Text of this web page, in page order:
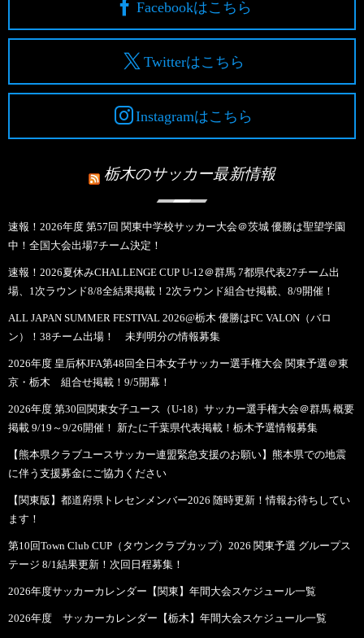
Facebookはこちら
Twitterはこちら
Instagramはこちら
栃木のサッカー最新情報
速報！2026年度 第57回 関東中学校サッカー大会＠茨城 優勝は聖望学園
中！全国大会出場7チーム決定！
速報！2026夏休みCHALLENGE CUP U-12＠群馬 7都県代表27チーム出
場、1次ラウンド8/8全結果掲載！2次ラウンド組合せ掲載、8/9開催！
ALL JAPAN SUMMER FESTIVAL 2026@栃木 優勝はFC VALON（バロ
ン）！38チーム出場！ 未判明分の情報募集
2026年度 皇后杯JFA第48回全日本女子サッカー選手権大会 関東予選＠東
京・栃木 組合せ掲載！9/5開幕！
2026年度 第30回関東女子ユース（U-18）サッカー選手権大会＠群馬 概要
掲載 9/19～9/26開催！ 新たに千葉県代表掲載！栃木予選情報募集
【熊本県クラブユースサッカー連盟緊急支援のお願い】熊本県での地震
に伴う支援募金にご協力ください
【関東版】都道府県トレセンメンバー2026 随時更新！情報お待ちしてい
ます！
第10回Town Club CUP（タウンクラブカップ）2026 関東予選 グループス
テージ 8/1結果更新！次回日程募集！
2026年度サッカーカレンダー【関東】年間大会スケジュール一覧
2026年度 サッカーカレンダー【栃木】年間大会スケジュール一覧